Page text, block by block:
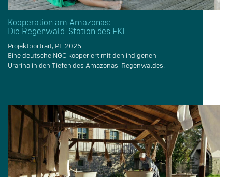
Kooperation am Amazonas:
Die Regenwald-Station des FKI
Projektportrait, PE 2025
Eine deutsche NGO kooperiert mit den indigenen
Urarina in den Tiefen des Amazonas-Regenwaldes.